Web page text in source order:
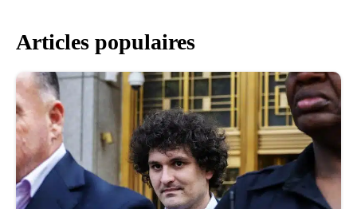
Articles populaires